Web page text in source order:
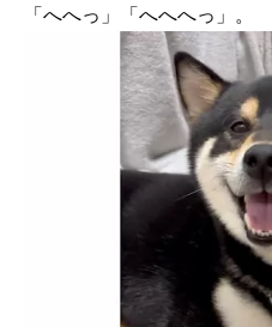
「へへっ」「へへへっ」。